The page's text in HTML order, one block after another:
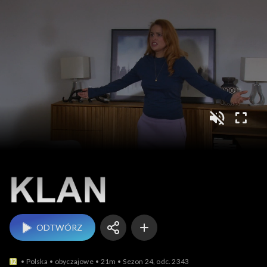
ODTWÓRZ
Polska obyczajowe 21m Sezon 24, odc. 2343